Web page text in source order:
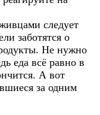
следует
заботятся о
Не нужно
еда всё равно в
А вот
за одним